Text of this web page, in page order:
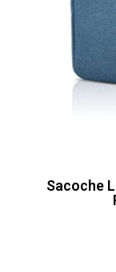
Sacoche